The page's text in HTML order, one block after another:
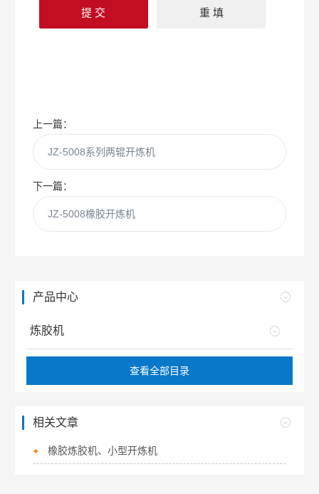
上一篇：
JZ-5008系列两辊开炼机
下一篇：
JZ-5008橡胶开炼机
产品中心
炼胶机
查看全部目录
相关文章
橡胶炼胶机、小型开炼机